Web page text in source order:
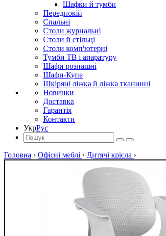
Шафки й тумби
Передпокій
Спальні
Столи журнальні
Столи й стільці
Столи комп'ютерні
Тумби ТВ і апаратуру
Шафи розпашні
Шафи-Купе
Шкіряні ліжка й ліжка тканинні
Новинки
Доставка
Гарантія
Контакти
УкрРус
Головна › Офісні меблі › Дитячі крісла ›